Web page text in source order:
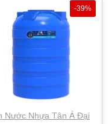
-39%
Nước Nhựa Tân Á Đại